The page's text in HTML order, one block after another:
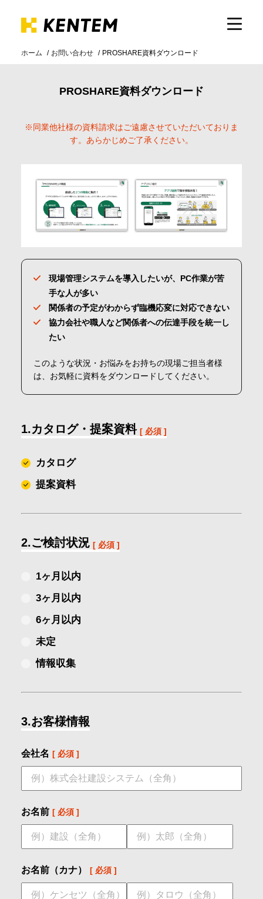
サポート
イベント・セミナー
会社情報
採用情報
お問合せ・申込
ホーム お問い合わせ PROSHARE資料ダウンロード
PROSHARE資料ダウンロード
※同業他社様の資料請求はご遠慮させていただいておりま
す。あらかじめご了承ください。
現場管理システムを導入したいが、PC作業が苦
手な人が多い
関係者の予定がわからず臨機応変に対応できない
協力会社や職人など関係者への伝達手段を統一し
たい
このような状況・お悩みをお持ちの現場ご担当者様
は、お気軽に資料をダウンロードしてください。
1.カタログ・提案資料
カタログ
提案資料
2.ご検討状況
1ヶ月以内
3ヶ月以内
6ヶ月以内
未定
情報収集
3.お客様情報
会社名
お名前
お名前（カナ）